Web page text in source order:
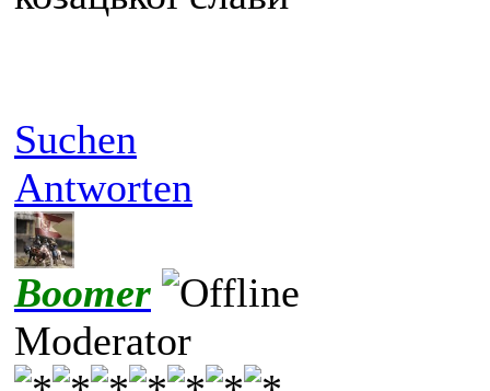
Suchen
Antworten
Boomer
Moderator